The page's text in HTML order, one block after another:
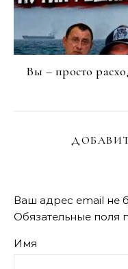
Вы – просто
Ваш адрес email не
Обязательные поля
Имя